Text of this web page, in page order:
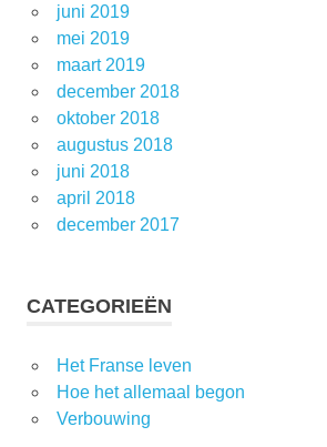
juni 2019
mei 2019
maart 2019
december 2018
oktober 2018
augustus 2018
juni 2018
april 2018
december 2017
CATEGORIEËN
Het Franse leven
Hoe het allemaal begon
Verbouwing